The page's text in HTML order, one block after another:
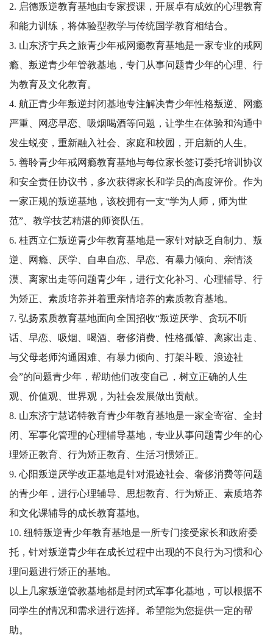
2. 启德叛逆教育基地由专家授课，开展卓有成效的心理教育
和能力训练，将体验型教学与传统国学教育相结合。
3. 山东济宁兵之旅青少年戒网瘾教育基地是一家专业的戒网
瘾、叛逆青少年管教基地，专门从事问题青少年的心理、行
为教育及文化教育。
4. 航正青少年叛逆封闭基地专注解决青少年性格叛逆、网瘾
严重、网恋早恋、吸烟喝酒等问题，让学生在体验和沟通中
发生蜕变，重新融入社会、家庭和校园，开启新的人生。
5. 善聆青少年戒网瘾教育基地与每位家长签订委托培训协议
和安全责任协议书，多次获得家长和学员的高度评价。作为
一家正规的叛逆基地，该校拥有一支“学为人师，师为世
范”、教学技艺精湛的师资队伍。
6. 桂西立仁叛逆青少年教育基地是一家针对缺乏自制力、叛
逆、网瘾、厌学、自卑自恋、早恋、有暴力倾向、亲情淡
漠、离家出走等问题青少年，进行文化补习、心理辅导、行
为矫正、素质培养并着重亲情培养的素质教育基地。
7. 弘扬素质教育基地面向全国招收“叛逆厌学、贪玩不听
话、早恋、吸烟、喝酒、奢侈消费、性格孤僻、离家出走、
与父母老师沟通困难、有暴力倾向、打架斗殴、浪迹社
会”的问题青少年，帮助他们改变自己，树立正确的人生
观、价值观、世界观，为社会发展做出贡献。
8. 山东济宁慧诺特教育青少年教育基地是一家全寄宿、全封
闭、军事化管理的心理辅导基地，专业从事问题青少年的心
理矫正教育、行为矫正教育、生活习惯矫正。
9. 心阳叛逆厌学改正基地是针对混迹社会、奢侈消费等问题
的青少年，进行心理辅导、思想教育、行为矫正、素质培养
和文化课辅导的成长教育基地。
10. 纽特叛逆青少年教育基地是一所专门接受家长和政府委
托，针对叛逆青少年在成长过程中出现的不良行为习惯和心
理问题进行矫正的基地。
以上几家叛逆管教基地都是封闭式军事化基地，可以根据不
同学生的情况和需求进行选择。希望能为您提供一定的帮
助。